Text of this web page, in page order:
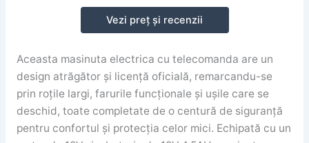
Vezi preț și recenzii
Aceasta masinuta electrica cu telecomanda are un
design atrăgător și licență oficială, remarcandu-se
prin roțile largi, farurile funcționale și ușile care se
deschid, toate completate de o centură de siguranță
pentru confortul și protecția celor mici. Echipată cu un